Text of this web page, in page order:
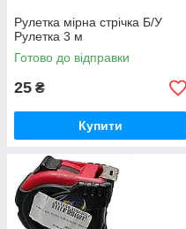
Рулетка мірна стрічка Б/У
Рулетка 3 м
Готово до відправки
25 ₴
Купити